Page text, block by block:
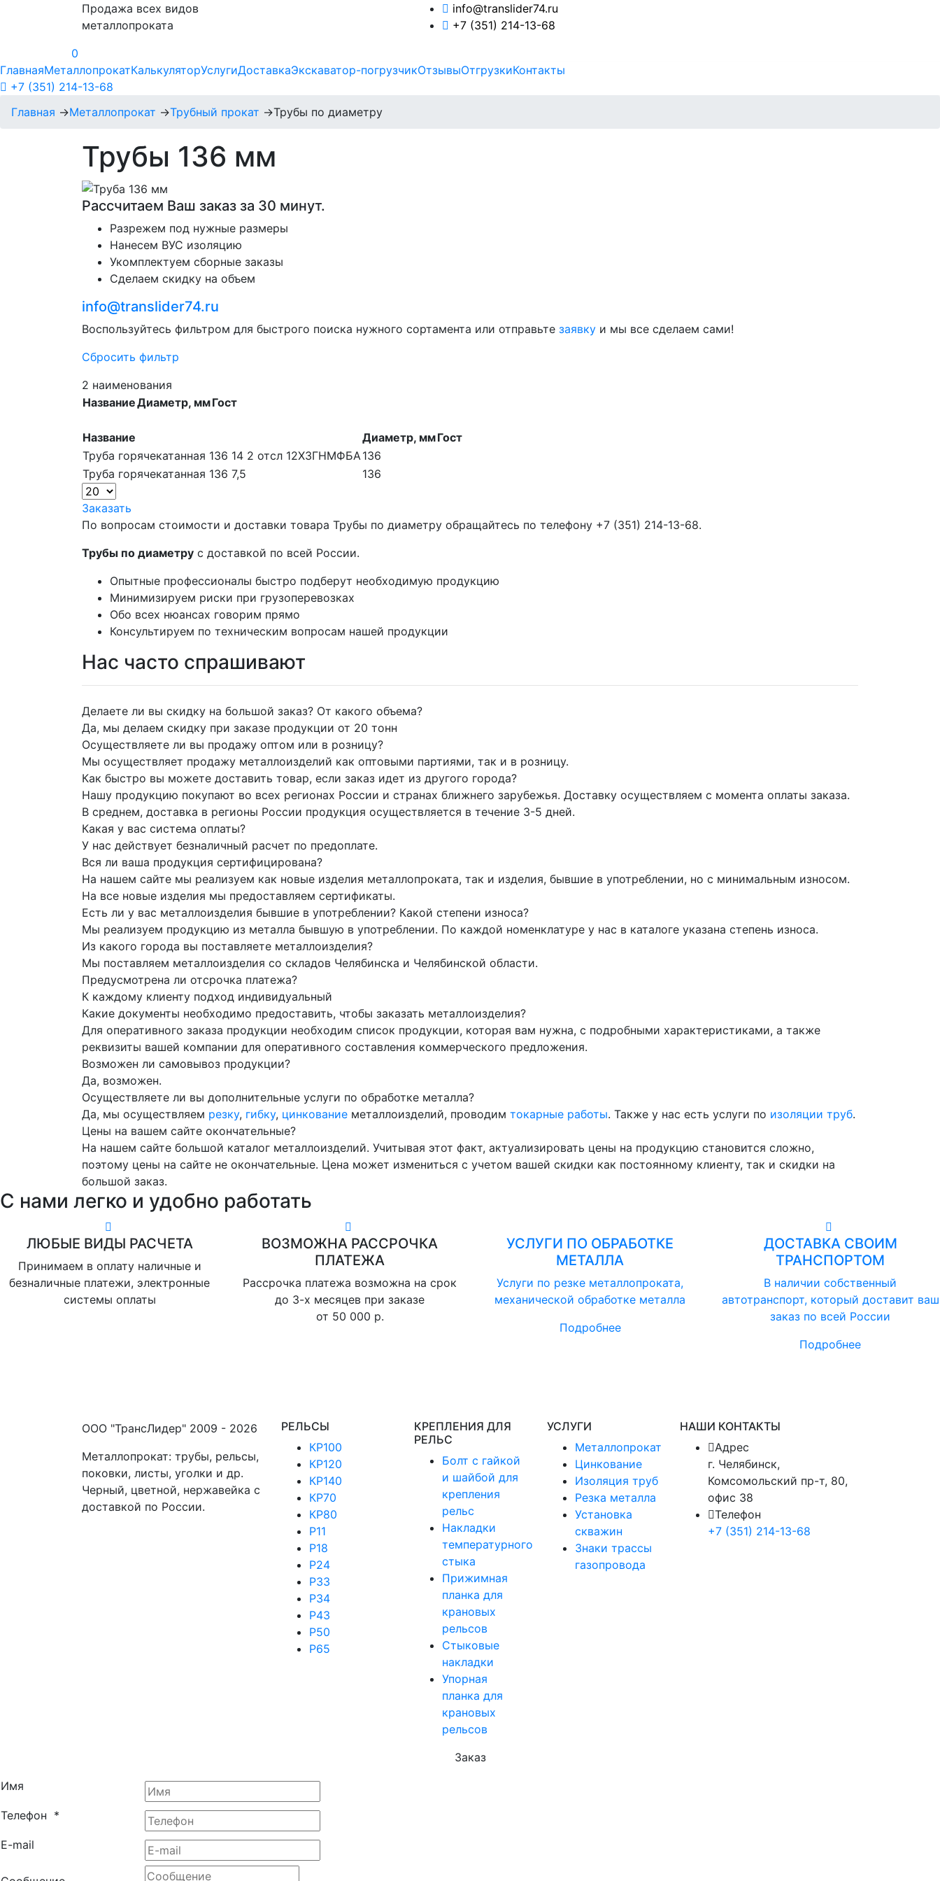
Продажа всех видов
металлопроката
info@translider74.ru
+7 (351) 214-13-68
0
ГлавнаяМеталлопрокатКалькуляторУслугиДоставкаЭкскаватор-погрузчикОтзывыОтгрузкиКонтакты
+7 (351) 214-13-68
Главная →Металлопрокат →Трубный прокат →Трубы по диаметру
Трубы 136 мм
Рассчитаем Ваш заказ за 30 минут.
Разрежем под нужные размеры
Нанесем ВУС изоляцию
Укомплектуем сборные заказы
Сделаем скидку на объем
info@translider74.ru
Воспользуйтесь фильтром для быстрого поиска нужного сортамента или отправьте заявку и мы все сделаем сами!
Сбросить фильтр
2 наименования
НазваниеДиаметр, ммГост
Название Диаметр, ммГост
Труба горячекатанная 136 14 2 отсл 12Х3ГНМФБА 136
Труба горячекатанная 136 7,5
136
Заказать
По вопросам стоимости и доставки товара Трубы по диаметру обращайтесь по телефону +7 (351) 214-13-68.
Трубы по диаметру с доставкой по всей России.
Опытные профессионалы быстро подберут необходимую продукцию
Минимизируем риски при грузоперевозках
Обо всех нюансах говорим прямо
Консультируем по техническим вопросам нашей продукции
Нас часто спрашивают
Делаете ли вы скидку на большой заказ? От какого объема?
Да, мы делаем скидку при заказе продукции от 20 тонн
Осуществляете ли вы продажу оптом или в розницу?
Мы осуществляет продажу металлоизделий как оптовыми партиями, так и в розницу.
Как быстро вы можете доставить товар, если заказ идет из другого города?
Нашу продукцию покупают во всех регионах России и странах ближнего зарубежья. Доставку осуществляем с момента оплаты заказа.
В среднем, доставка в регионы России продукция осуществляется в течение 3-5 дней.
Какая у вас система оплаты?
У нас действует безналичный расчет по предоплате.
Вся ли ваша продукция сертифицирована?
На нашем сайте мы реализуем как новые изделия металлопроката, так и изделия, бывшие в употреблении, но с минимальным износом.
На все новые изделия мы предоставляем сертификаты.
Есть ли у вас металлоизделия бывшие в употреблении? Какой степени износа?
Мы реализуем продукцию из металла бывшую в употреблении. По каждой номенклатуре у нас в каталоге указана степень износа.
Из какого города вы поставляете металлоизделия?
Мы поставляем металлоизделия со складов Челябинска и Челябинской области.
Предусмотрена ли отсрочка платежа?
К каждому клиенту подход индивидуальный
Какие документы необходимо предоставить, чтобы заказать металлоизделия?
Для оперативного заказа продукции необходим список продукции, которая вам нужна, с подробными характеристиками, а также
реквизиты вашей компании для оперативного составления коммерческого предложения.
Возможен ли самовывоз продукции?
Да, возможен.
Осуществляете ли вы дополнительные услуги по обработке металла?
Да, мы осуществляем резку, гибку, цинкование металлоизделий, проводим токарные работы. Также у нас есть услуги по изоляции труб.
Цены на вашем сайте окончательные?
На нашем сайте большой каталог металлоизделий. Учитывая этот факт, актуализировать цены на продукцию становится сложно,
поэтому цены на сайте не окончательные. Цена может измениться с учетом вашей скидки как постоянному клиенту, так и скидки на
большой заказ.
С нами легко и удобно работать
ЛЮБЫЕ ВИДЫ РАСЧЕТА
Принимаем в оплату наличные и
безналичные платежи, электронные
системы оплаты
ВОЗМОЖНА РАССРОЧКА
ПЛАТЕЖА
Рассрочка платежа возможна на срок
до 3-х месяцев при заказе
от 50 000 р.
УСЛУГИ ПО ОБРАБОТКЕ
МЕТАЛЛА
Услуги по резке металлопроката,
механической обработке металла
Подробнее
ДОСТАВКА СВОИМ
ТРАНСПОРТОМ
В наличии собственный
автотранспорт, который доставит ваш
заказ по всей России
Подробнее
ООО "ТрансЛидер" 2009 - 2026
Металлопрокат: трубы, рельсы,
поковки, листы, уголки и др.
Черный, цветной, нержавейка с
доставкой по России.
РЕЛЬСЫ
КР100
КР120
КР140
КР70
КР80
Р11
Р18
Р24
Р33
Р34
Р43
Р50
Р65
КРЕПЛЕНИЯ ДЛЯ
РЕЛЬС
Болт с гайкой
и шайбой для
крепления
рельс
Накладки
температурного
стыка
Прижимная
планка для
крановых
рельсов
Стыковые
накладки
Упорная
планка для
крановых
рельсов
УСЛУГИ
Металлопрокат
Цинкование
Изоляция труб
Резка металла
Установка
скважин
Знаки трассы
газопровода
НАШИ КОНТАКТЫ
Адрес
г. Челябинск,
Комсомольский пр-т, 80,
офис 38
Телефон
+7 (351) 214-13-68
Заказ
Имя
Телефон *
E-mail